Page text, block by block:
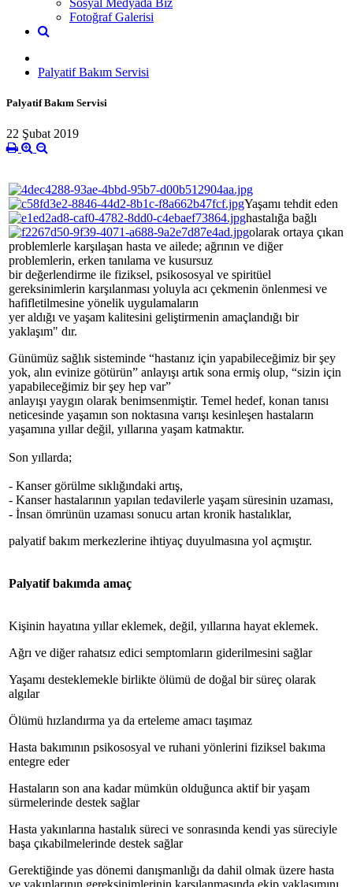
Fotoğraf Galerisi
Palyatif Bakım Servisi
Palyatif Bakım Servisi
22 Şubat 2019
Yaşamı tehdit eden
hastalığa bağlı
olarak ortaya çıkan
problemlerle karşılaşan hasta ve ailede; ağrının ve diğer
problemlerin, erken tanılama ve kusursuz
bir değerlendirme ile fiziksel, psikososyal ve spiritüel
gereksinimlerin karşılanması yoluyla acı çekmenin önlenmesi ve
hafifletilmesine yönelik uygulamaların
yer aldığı ve yaşam kalitesini geliştirmenin amaçlandığı bir
yaklaşım" dır.
Günümüz sağlık sisteminde “hastanız için yapabileceğimiz bir şey
yok, alın evinize götürün” anlayışı artık sona ermiş olup, “sizin için
yapabileceğimiz bir şey hep var”
anlayışı yaygın olarak benimsenmiştir. Temel hedef, konan tanısı
neticesinde yaşamın son noktasına varışı kesinleşen hastaların
yaşamına yıllar değil, yıllarına yaşam katmaktır.
Son yıllarda;
- Kanser görülme sıklığındaki artış,
- Kanser hastalarının yapılan tedavilerle yaşam süresinin uzaması,
- İnsan ömrünün uzaması sonucu artan kronik hastalıklar,
palyatif bakım merkezlerine ihtiyaç duyulmasına yol açmıştır.
Palyatif bakımda amaç
Kişinin hayatına yıllar eklemek, değil, yıllarına hayat eklemek.
Ağrı ve diğer rahatsız edici semptomların giderilmesini sağlar
Yaşamı desteklemekle birlikte ölümü de doğal bir süreç olarak
algılar
Ölümü hızlandırma ya da erteleme amacı taşımaz
Hasta bakımının psikososyal ve ruhani yönlerini fiziksel bakıma
entegre eder
Hastaların son ana kadar mümkün olduğunca aktif bir yaşam
sürmelerinde destek sağlar
Hasta yakınlarına hastalık süreci ve sonrasında kendi yas süreciyle
başa çıkabilmelerinde destek sağlar
Gerektiğinde yas dönemi danışmanlığı da dahil olmak üzere hasta